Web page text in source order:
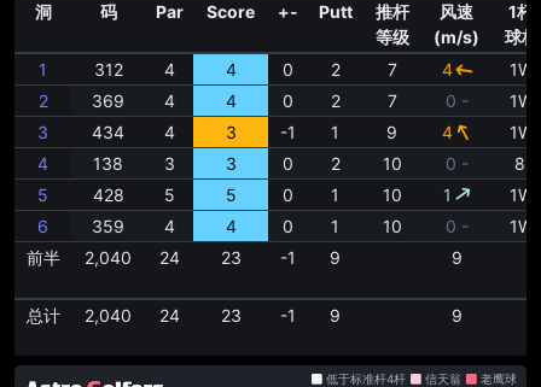
洞 码 Par Score +- Putt
推杆
等级
风速
(m/s)
1杆
球杆
1
312 4 4 0 2 7 4
1W
2
369 4 4 0 2 7 0 -
1W
3
434 4 3 -1 1 9 4
1W
4
138 3 3 0 2 10 0 -
8i
5
428 5 5 0 1 10 1
1W
6
359 4 4 0 1 10 0 -
1W
前半
2,040 24 23 -1 9 9
总计 2,040 24 23 -1 9 9
低于标准杆4杆 信天翁
老鹰球